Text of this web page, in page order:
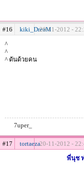
#16 kiki_DreaM20-11-2012 -
^
^
^ ดันด้วยคน
7uper_
#17 tortaeza20-11-2012 -
พี่นุช